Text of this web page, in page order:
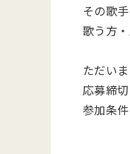
その歌
歌う方
ただい
応募締
参加条